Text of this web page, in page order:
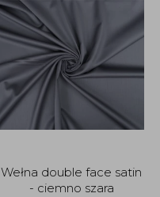
Wełna double face satin
- ciemno szara